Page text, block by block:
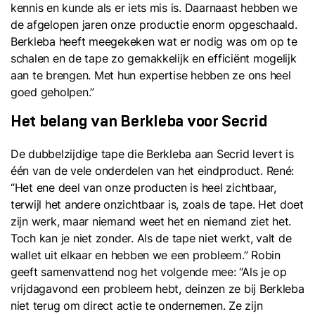
kennis en kunde als er iets mis is. Daarnaast hebben we
de afgelopen jaren onze productie enorm opgeschaald.
Berkleba heeft meegekeken wat er nodig was om op te
schalen en de tape zo gemakkelijk en efficiënt mogelijk
aan te brengen. Met hun expertise hebben ze ons heel
goed geholpen.”
Het belang van Berkleba voor Secrid
De dubbelzijdige tape die Berkleba aan Secrid levert is
één van de vele onderdelen van het eindproduct. René:
“Het ene deel van onze producten is heel zichtbaar,
terwijl het andere onzichtbaar is, zoals de tape. Het doet
zijn werk, maar niemand weet het en niemand ziet het.
Toch kan je niet zonder. Als de tape niet werkt, valt de
wallet uit elkaar en hebben we een probleem.” Robin
geeft samenvattend nog het volgende mee: “Als je op
vrijdagavond een probleem hebt, deinzen ze bij Berkleba
niet terug om direct actie te ondernemen. Ze zijn